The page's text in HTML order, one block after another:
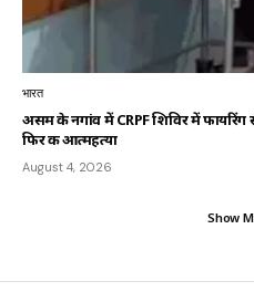
भारत
असम के नगांव में CRPF शिविर में फायरिंग
फिर की आत्महत्या
August 4, 2026
Show